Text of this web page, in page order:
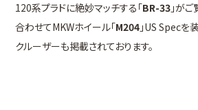
120系プラドに絶妙マッチする「BR-33 」が
合わせてMKWホイール「M204 」US Specを
クルーザーも掲載されております。